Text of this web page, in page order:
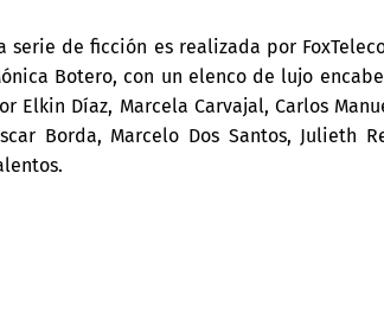
serie de ficción es realizada por
Botero, con un elenco de lujo
Elkin Díaz, Marcela Carvajal, Carlos
Borda, Marcelo Dos Santos, Julieth